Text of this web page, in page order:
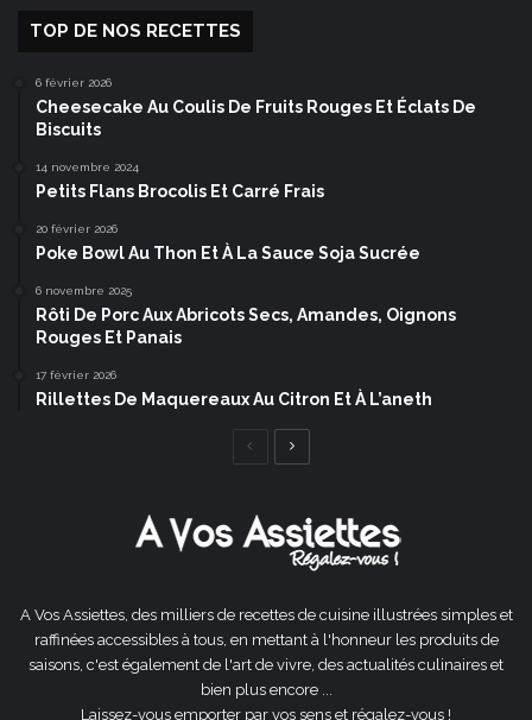
TOP DE NOS RECETTES
6 février 2026
Cheesecake Au Coulis De Fruits Rouges Et Éclats De
Biscuits
14 novembre 2024
Petits Flans Brocolis Et Carré Frais
20 février 2026
Poke Bowl Au Thon Et À La Sauce Soja Sucrée
6 novembre 2025
Rôti De Porc Aux Abricots Secs, Amandes, Oignons
Rouges Et Panais
17 février 2026
Rillettes De Maquereaux Au Citron Et À L’aneth
Page
A Vos Assiettes, des milliers de recettes de cuisine illustrées simples et
raffinées accessibles à tous, en mettant à l'honneur les produits de
saisons, c'est également de l'art de vivre, des actualités culinaires et
bien plus encore ...
Laissez-vous emporter par vos sens et régalez-vous !